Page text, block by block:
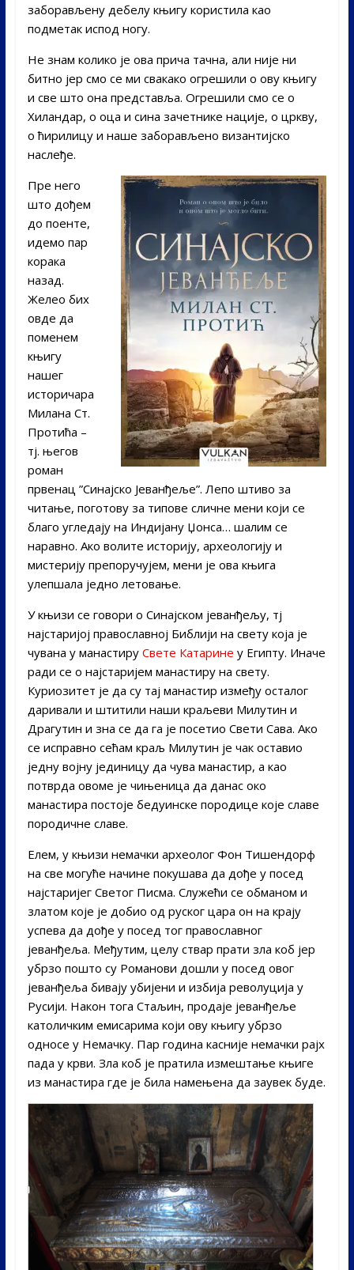
заборављену дебелу књигу користила као
подметак испод ногу.
Не знам колико је ова прича тачна, али није ни
битно јер смо се ми свакако огрешили о ову књигу
и све што она представља. Огрешили смо се о
Хиландар, о оца и сина зачетнике нације, о цркву,
о ћирилицу и наше заборављено византијско
наслеђе.
Пре него
што дођем
до поенте,
идемо пар
корака
назад.
Желео бих
овде да
поменем
књигу
нашег
историчара
Милана Ст.
Протића –
тј. његов
роман
првенац ”Синајско Јеванђеље”. Лепо штиво за
читање, поготову за типове сличне мени који се
благо угледају на Индијану Џонса… шалим се
наравно. Ако волите историју, археологију и
мистерију препоручујем, мени је ова књига
улепшала једно летовање.
У књизи се говори о Синајском јеванђељу, тј
најстаријој православној Библији на свету која је
чувана у манастиру Свете Катарине у Египту. Иначе
ради се о најстаријем манастиру на свету.
Куриозитет је да су тај манастир између осталог
даривали и штитили наши краљеви Милутин и
Драгутин и зна се да га је посетио Свети Сава. Ако
се исправно сећам краљ Милутин је чак оставио
једну војну јединицу да чува манастир, а као
потврда овоме је чињеница да данас око
манастира постоје бедуинске породице које славе
породичне славе.
Елем, у књизи немачки археолог Фон Тишендорф
на све могуће начине покушава да дође у посед
најстаријег Светог Писма. Служећи се обманом и
златом које је добио од руског цара он на крају
успева да дође у посед тог православног
јеванђеља. Међутим, целу ствар прати зла коб јер
убрзо пошто су Романови дошли у посед овог
јеванђеља бивају убијени и избија револуција у
Русији. Након тога Стаљин, продаје јеванђеље
католичким емисарима који ову књигу убрзо
односе у Немачку. Пар година касније немачки рајх
пада у крви. Зла коб је пратила измештање књиге
из манастира где је била намењена да заувек буде.